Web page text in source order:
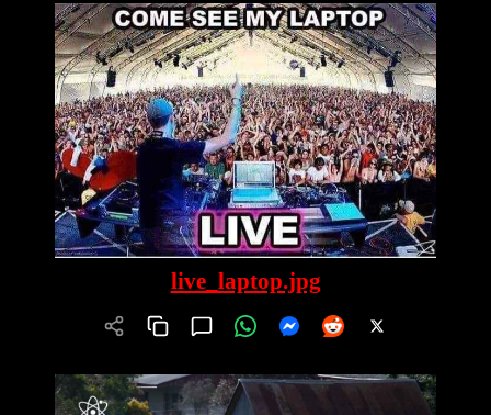
live_laptop.jpg